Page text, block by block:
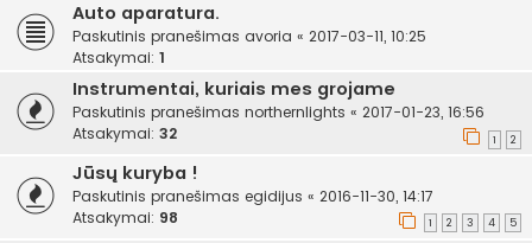
Auto aparatura.
Paskutinis pranešimas avoria « 2017-03-11, 10:25
Atsakymai: 1
Instrumentai, kuriais mes grojame
Paskutinis pranešimas northernlights « 2017-01-23, 16:56
Atsakymai: 32 1 2
Jūsų kuryba !
Paskutinis pranešimas egidijus « 2016-11-30, 14:17
Atsakymai: 98 1 2 3 4 5